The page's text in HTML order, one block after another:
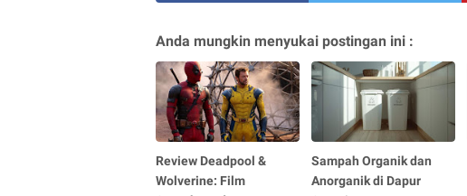
Anda mungkin menyukai postingan ini :
Review Deadpool &
Wolverine: Film
Sampah Organik dan
Anorganik di Dapur